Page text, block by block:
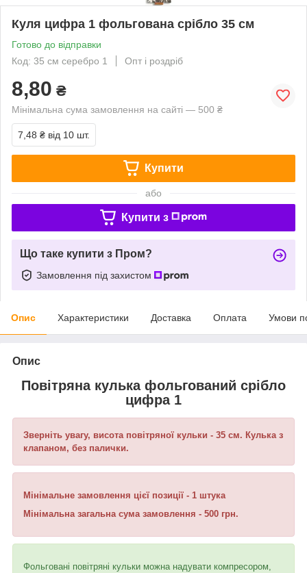
Куля цифра 1 фольгована срібло 35 см
Готово до відправки
Код: 35 см серебро 1
Опт і роздріб
8,80 ₴
Мінімальна сума замовлення на сайті — 500 ₴
7,48 ₴ від 10 шт.
Купити
або
Купити з
Що таке купити з Пром?
Замовлення під захистом
Опис Характеристики Доставка Оплата Умови
Опис
Повітряна кулька фольгований срібло
цифра 1
Зверніть увагу, висота повітряної кульки - 35 см. Кулька з
клапаном, без палички.
Мінімальне замовлення цієї позиції - 1 штука
Мінімальна загальна сума замовлення - 500 грн.
Фольговані повітряні кульки можна надувати компресором,